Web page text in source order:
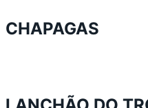
CHAPAGAS